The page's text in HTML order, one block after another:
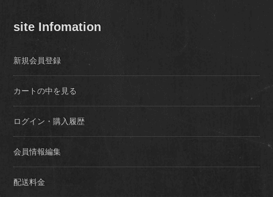
site Infomation
新規会員登録
カートの中を見る
ログイン・購入履歴
会員情報編集
配送料金